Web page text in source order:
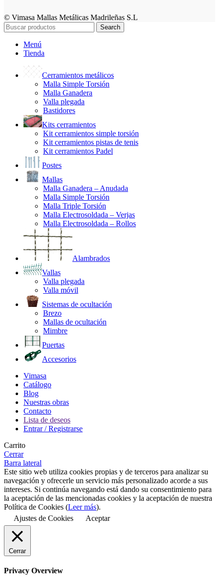
© Vimasa Mallas Metálicas Madrileñas S.L
Search
Menú
Tienda
Cerramientos metálicos
Malla Simple Torsión
Malla Ganadera
Valla plegada
Bastidores
Kits cerramientos
Kit cerramientos simple torsión
Kit cerramientos pistas de tenis
Kit cerramientos Padel
Postes
Mallas
Malla Ganadera – Anudada
Malla Simple Torsión
Malla Triple Torsión
Malla Electrosoldada – Verjas
Malla Electrosoldada – Rollos
Alambrados
Vallas
Valla plegada
Valla móvil
Sistemas de ocultación
Brezo
Mallas de ocultación
Mimbre
Puertas
Accesorios
Vimasa
Catálogo
Blog
Nuestras obras
Contacto
Lista de deseos
Entrar / Registrarse
Carrito
Cerrar
Barra lateral
Este sitio web utiliza cookies propias y de terceros para analizar su
navegación y ofrecerle un servicio más personalizado acorde a sus
intereses. Si continúa navegando está dando su consentimiento para
la aceptación de las mencionadas cookies y la aceptación de nuestra
Política de Cookies (Leer más).
Ajustes de Cookies
Aceptar
Cerrar
Privacy Overview